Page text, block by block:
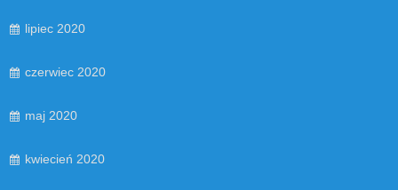
lipiec 2020
czerwiec 2020
maj 2020
kwiecień 2020